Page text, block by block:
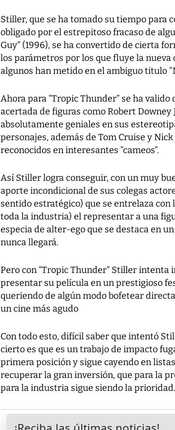
Stiller, que se ha tomado su tiempo para
obligado por el estrepitoso fracaso de
Guy” (1996), se ha convertido de cierta
los parámetros por los que fluye la
algunos han metido en el ambiguo titulo
Ahora para “Tropic Thunder” se ha
acertada de figuras como Robert Downey
absolutamente geniales en sus
personajes, además de Tom Cruise y
reconocidos en interesantes “cameos”.
Así Stiller logra conseguir, con un muy
aporte incondicional de sus colegas
sentido estratégico) que se entrelaza
toda la industria) el representar a una
especia de alter-ego que se destaca en
nunca llegará.
Pero con “Tropic Thunder” Stiller
presentar su película en un prestigioso
queriendo de algún modo bofetear
un cine más agudo
Con todo esto, difícil saber que intentó
cierto es que es un trabajo de impacto
primera posición y sigue cayendo en
recuperar la gran inversión, que para la
para la industria sigue siendo la prioridad.